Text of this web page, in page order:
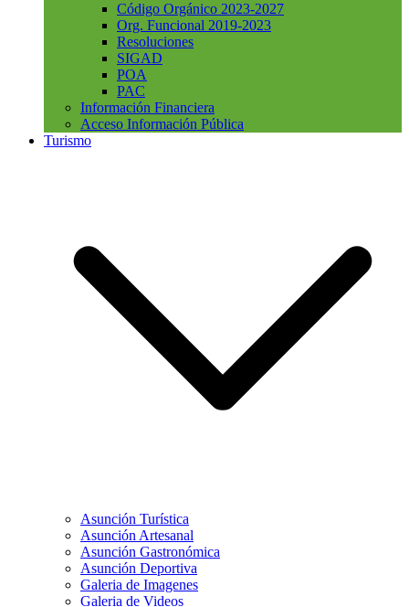
Código Orgánico 2023-2027
Org. Funcional 2019-2023
Resoluciones
SIGAD
POA
PAC
Información Financiera
Acceso Información Pública
Turismo
Asunción Turística
Asunción Artesanal
Asunción Gastronómica
Asunción Deportiva
Galeria de Imagenes
Galeria de Videos